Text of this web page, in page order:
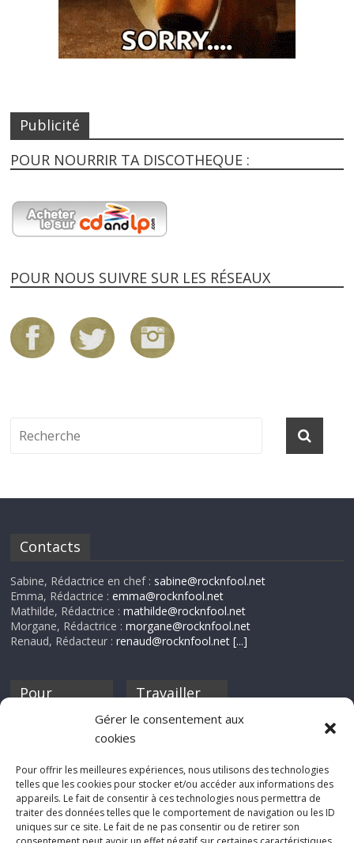
Gérer le consentement aux
cookies
Pour offrir les meilleures expériences, nous utilisons des technologies
telles que les cookies pour stocker et/ou accéder aux informations des
appareils. Le fait de consentir à ces technologies nous permettra de
traiter des données telles que le comportement de navigation ou les ID
uniques sur ce site. Le fait de ne pas consentir ou de retirer son
Publicité
POUR NOURRIR TA DISCOTHEQUE :
POUR NOUS SUIVRE SUR LES RÉSEAUX
Contacts
Sabine, Rédactrice en chef : sabine@rocknfool.net
Emma, Rédactrice :emma@rocknfool.net
Mathilde, Rédactrice :mathilde@rocknfool.net
Morgane, Rédactrice :morgane@rocknfool.net
Renaud, Rédacteur :renaud@rocknfool.net [...]
Pour
discothèque
Travailler
Si tu souhaites
Rocknfool, n'hésite
pas à nous envoyer
tes chroniques de
concerts, de films,
séries ou des billets